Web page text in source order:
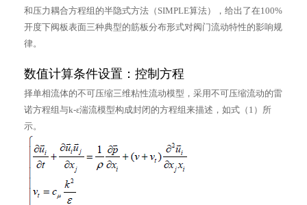
和压力耦合方程组的半隐式方法（SIMPLE算法），给出了在100%
开度下阀板表面三种典型的筋板分布形式对阀门流动特性的影响规
律。
数值计算条件设置：控制方程
择单相流体的不可压缩三维粘性流动模型，采用不可压缩流动的雷
诺方程组与k-ε湍流模型构成封闭的方程组来描述，如式（1）所
示。